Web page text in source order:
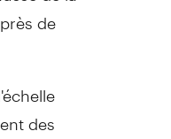
de
des